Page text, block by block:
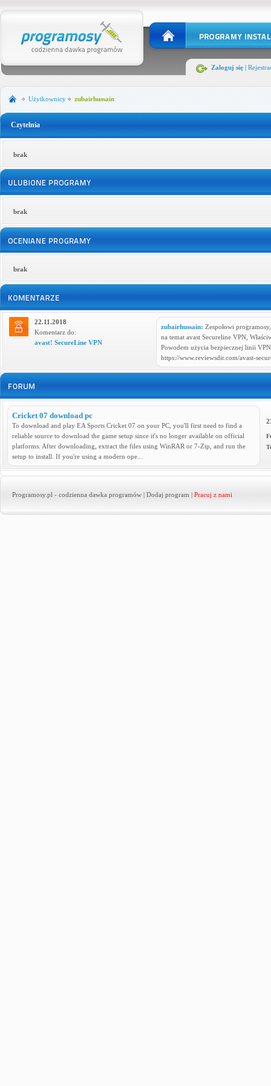
Zaloguj się |
Użytkownicy zubairhussain
Czytelnia
brak
brak
brak
zubairhussain: Zespołowi
na temat avast Secureline VPN,
Powodem użycia bezpiecznej linii
https://www.reviewsdir.com/avast-
22.11.2018
Komentarz do:
avast! SecureLine VPN
Cricket 07 download pc
To download and play EA Sports Cricket 07 on your PC, you'll first need to find a
reliable source to download the game setup since it's no longer available on official
platforms. After downloading, extract the files using WinRAR or 7-Zip, and run the
setup to install. If you're using a modern ope...
Programosy.pl - codzienna dawka programów | Dodaj program | Pracuj z nami